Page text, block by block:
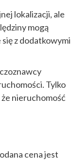
lokalizacji, ale
mogą
z dodatkowymi
Tylko
nieruchomość
cena jest